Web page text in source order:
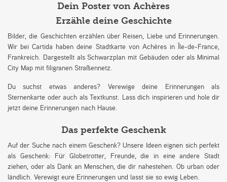
Dein Poster von Achères
Erzähle deine Geschichte
Bilder, die Geschichten erzählen über Reisen, Liebe und Erinnerungen.
Wir bei Cartida haben deine Stadtkarte von Achères in Île-de-France,
Frankreich. Dargestellt als Schwarzplan mit Gebäuden oder als Minimal
City Map mit filigranen Straßennetz.
Du suchst etwas anderes? Verewige deine Erinnerungen als
Sternenkarte oder auch als Textkunst. Lass dich inspirieren und hole dir
jetzt deine Erinnerungen nach Hause.
Das perfekte Geschenk
Auf der Suche nach einem Geschenk? Unsere Ideen eignen sich perfekt
als Geschenk: Für Globetrotter, Freunde, die in eine andere Stadt
ziehen, oder als Dank an Menschen, die dir nahestehen. Ob urban oder
ländlich. Verewigt eure Erinnerungen und lasst sie so ewig Leben.